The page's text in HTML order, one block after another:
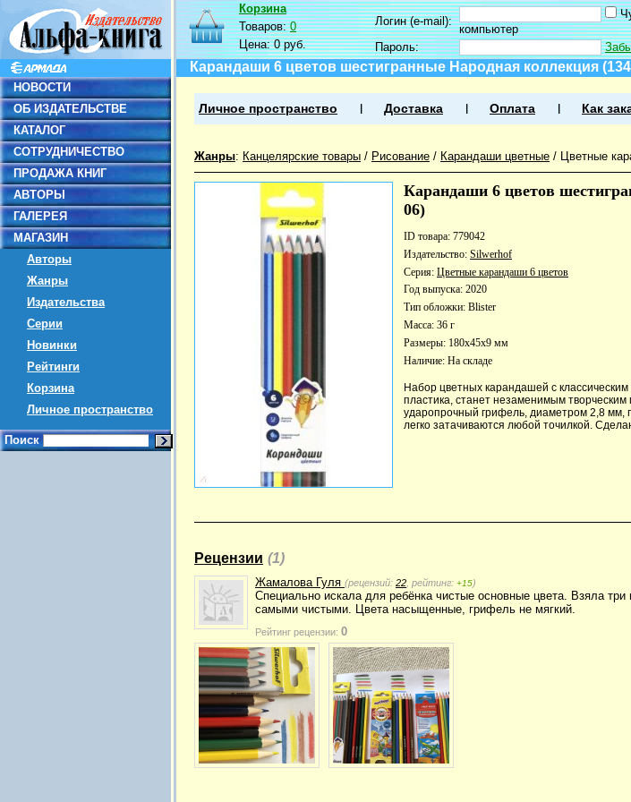
НОВОСТИ
ОБ ИЗДАТЕЛЬСТВЕ
КАТАЛОГ
СОТРУДНИЧЕСТВО
ПРОДАЖА КНИГ
АВТОРЫ
ГАЛЕРЕЯ
МАГАЗИН
Авторы
Жанры
Издательства
Серии
Новинки
Рейтинги
Корзина
Личное пространство
Поиск
Корзина
Товаров:0
Цена:0 руб.
Логин (e-mail):
компьютер
Пароль:
Карандаши 6 цветов шестигранные Народная коллекция
Личное пространство Доставка Оплата Как
Жанры: Канцелярские товары / Рисование / Карандаши цветные / Цветные
Карандаши 6 цветов
06)
ID товара: 779042
Издательство: Silwerhof
Серия: Цветные карандаши 6 цветов
Год выпуска: 2020
Тип обложки: Blister
Масса: 36 г
Размеры: 180x45x9 мм
Наличие: На складе
Набор цветных карандашей с
пластика, станет незаменимым
ударопрочный грифель, диаметром 2,8 мм,
легко затачиваются любой точилкой.
Рецензии (1)
Жамалова Гуля (рецензий: 22 , рейтинг: +15)
Специально искала для ребёнка чистые основные цвета. Взяла
самыми чистыми. Цвета насыщенные, грифель не мягкий.
Рейтинг рецензии: 0